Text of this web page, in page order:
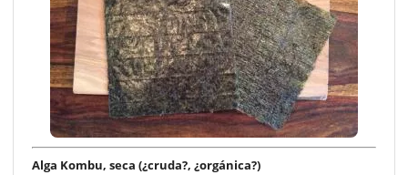
Alga Kombu, seca (¿cruda?, ¿orgánica?)